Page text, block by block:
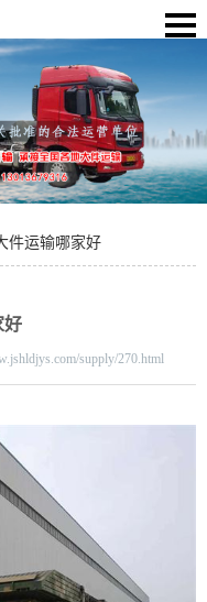
件运输哪家好
好
supply/270.html